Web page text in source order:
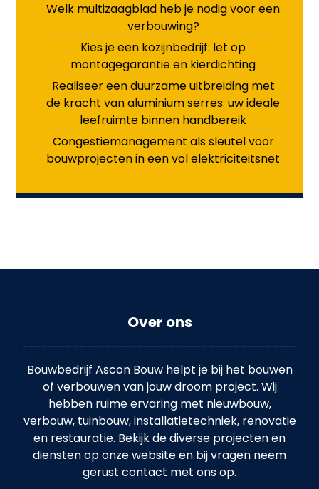
Welk multizaagblad heb je nodig voor een
verbouwing?
Kies je een kozijnbedrijf: let op
montagegarantie en kierdichting
Realiseer een duurzame uitbreiding met
de kracht van aluminium serres: uw ideale
leefruimte binnen handbereik
Congestiemanagement als sleutel voor
bouwprojecten in een vol elektriciteitsnet
Over ons
Bouwbedrijf Ascon Bouw helpt je bij het bouwen
of verbouwen van jouw droom project. Wij
hebben ruime ervaring met nieuwbouw,
verbouw, tuinbouw, installatietechniek, renovatie
en restauratie. Bekijk de diverse projecten en
diensten op onze website en bij vragen neem
gerust contact met ons op.